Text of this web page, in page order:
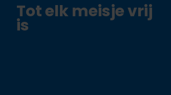
Tot elk meisje vrij
is